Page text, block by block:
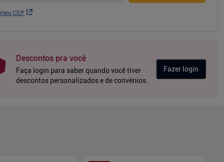
CEP
Descontos pra você
Faça login para saber quando você tiver
descontos personalizados e de convênios.
Fazer login